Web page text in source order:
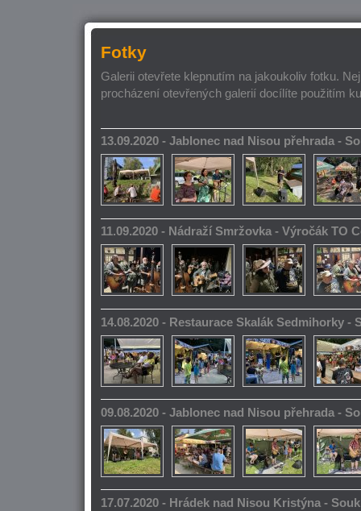
Fotky
Galerii otevřete klepnutím na jakoukoliv fotku.
procházení otevřených galerií docílíte použitím
13.09.2020 - Jablonec nad Nisou přehrada -
11.09.2020 - Nádraží Smržovka - Výročák TO
14.08.2020 - Restaurace Skalák Sedmihorky -
09.08.2020 - Jablonec nad Nisou přehrada -
17.07.2020 - Hrádek nad Nisou Kristýna -